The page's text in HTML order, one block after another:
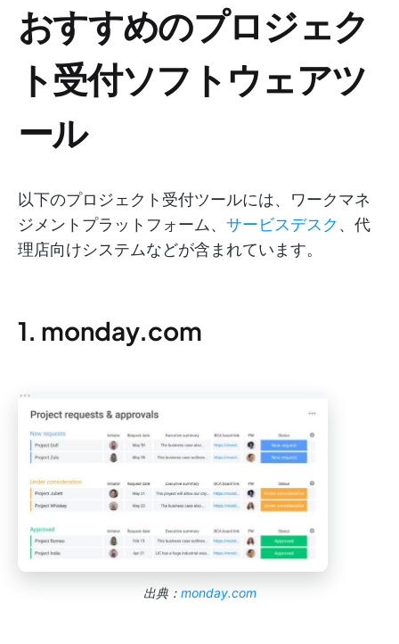
おすすめのプロジェク
ト受付ソフトウェアツ
ール
以下のプロジェクト受付ツールには、ワークマネ
ジメントプラットフォーム、 サービスデスク 、代
理店向けシステムなどが含まれています。
1. monday.com
出典： monday.com